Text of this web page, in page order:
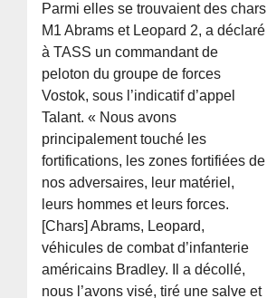
Parmi elles se trouvaient des chars
M1 Abrams et Leopard 2, a déclaré
à TASS un commandant de
peloton du groupe de forces
Vostok, sous l’indicatif d’appel
Talant. « Nous avons
principalement touché les
fortifications, les zones fortifiées de
nos adversaires, leur matériel,
leurs hommes et leurs forces.
[Chars] Abrams, Leopard,
véhicules de combat d’infanterie
américains Bradley. Il a décollé,
nous l’avons visé, tiré une salve et